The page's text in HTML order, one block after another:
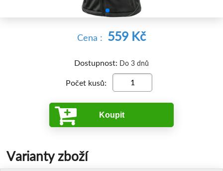
Cena : 559 Kč
Dostupnost: Do 3 dnů
Počet kusů:
Koupit
Varianty zboží